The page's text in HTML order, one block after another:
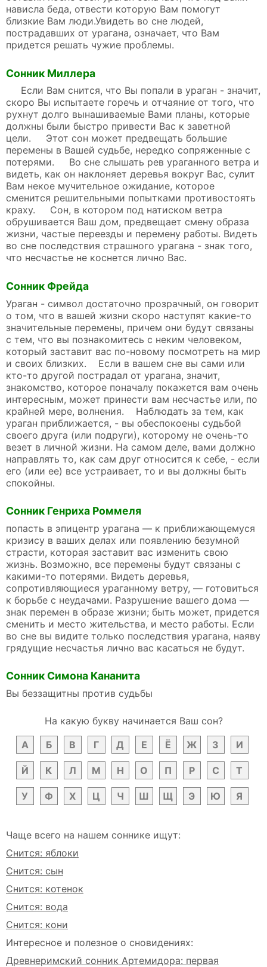
нависла беда, отвести которую Вам помогут
близкие Вам люди.Увидеть во сне людей,
пострадавших от урагана, означает, что Вам
придется решать чужие проблемы.
Сонник Миллера
Если Вам снится, что Вы попали в ураган - значит,
скоро Вы испытаете горечь и отчаяние от того, что
рухнут долго вынашиваемые Вами планы, которые
должны были быстро привести Вас к заветной
цели. Этот сон может предвещать большие
перемены в Вашей судьбе, нередко сопряженные с
потерями. Во сне слышать рев ураганного ветра и
видеть, как он наклоняет деревья вокруг Вас, сулит
Вам некое мучительное ожидание, которое
сменится решительными попытками противостоять
краху. Сон, в котором под натиском ветра
обрушивается Ваш дом, предвещает смену образа
жизни, частые переезды и перемену работы. Видеть
во сне последствия страшного урагана - знак того,
что несчастье не коснется лично Вас.
Сонник Фрейда
Ураган - символ достаточно прозрачный, он говорит
о том, что в вашей жизни скоро наступят какие-то
значительные перемены, причем они будут связаны
с тем, что вы познакомитесь с неким человеком,
который заставит вас по-новому посмотреть на мир
и своих близких. Если в вашем сне вы сами или
кто-то другой пострадал от урагана, значит,
знакомство, которое поначалу покажется вам очень
интересным, может принести вам несчастье или, по
крайней мере, волнения. Наблюдать за тем, как
ураган приближается, - вы обеспокоены судьбой
своего друга (или подруги), которому не очень-то
везет в личной жизни. На самом деле, вами должно
направлять то, как сам друг относится к себе, - если
его (или ее) все устраивает, то и вы должны быть
спокойны.
Сонник Генриха Роммеля
попасть в эпицентр урагана — к приближающемуся
кризису в ваших делах или появлению безумной
страсти, которая заставит вас изменить свою
жизнь. Возможно, все перемены будут связаны с
какими-то потерями. Видеть деревья,
сопротивляющиеся ураганному ветру, — готовиться
к борьбе с неудачами. Разрушение вашего дома —
знак перемен в образе жизни; быть может, придется
сменить и место жительства, и место работы. Если
во сне вы видите только последствия урагана, наяву
грядущие несчастья лично вас касаться не будут.
Сонник Симона Кананита
Вы беззащитны против судьбы
На какую букву начинается Ваш сон?
А
Б В Г Д Е Ё Ж З И
Й К Л М Н О П Р С Т
У Ф Х Ц Ч Ш Щ Э Ю Я
Чаще всего на нашем соннике ищут:
Снится: яблоки
Снится: сын
Снится: котенок
Снится: вода
Снится: кони
Интересное и полезное о сновидениях:
Древнеримский сонник Артемидора: первая